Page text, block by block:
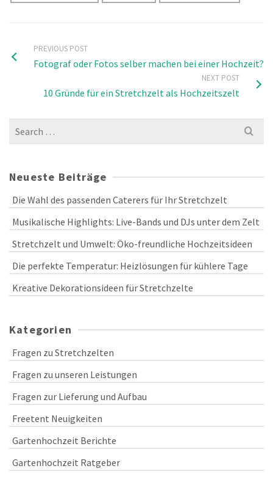
PREVIOUS POST
Fotograf oder Fotos selber machen bei einer Hochzeit?
NEXT POST
10 Gründe für ein Stretchzelt als Hochzeitszelt
Search
Neueste Beiträge
Die Wahl des passenden Caterers für Ihr Stretchzelt
Musikalische Highlights: Live-Bands und DJs unter dem Zelt
Stretchzelt und Umwelt: Öko-freundliche Hochzeitsideen
Die perfekte Temperatur: Heizlösungen für kühlere Tage
Kreative Dekorationsideen für Stretchzelte
Kategorien
Fragen zu Stretchzelten
Fragen zu unseren Leistungen
Fragen zur Lieferung und Aufbau
Freetent Neuigkeiten
Gartenhochzeit Berichte
Gartenhochzeit Ratgeber